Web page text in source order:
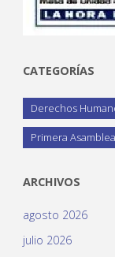
CATEGORÍAS
Derechos
Primera
ARCHIVOS
agosto 2026
julio 2026